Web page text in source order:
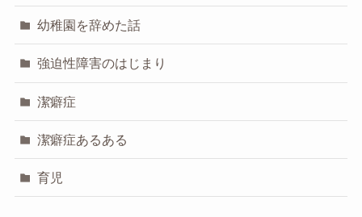
幼稚園を辞めた話
強迫性障害のはじまり
潔癖症
潔癖症あるある
育児